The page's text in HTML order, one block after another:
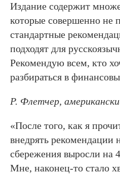
Издание содержит
которые совершенно не
стандартные
подходят для
Рекомендую всем, кто
разбираться в
Р. Флетчер,
«После того, как я
внедрять рекомендации
сбережения выросли на
Мне, наконец-то стало